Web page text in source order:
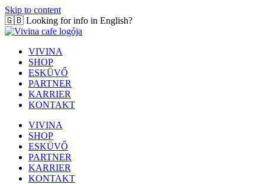
Skip to content
🇬🇧 Looking for info in English?
VIVINA
SHOP
ESKÜVŐ
PARTNER
KARRIER
KONTAKT
VIVINA
SHOP
ESKÜVŐ
PARTNER
KARRIER
KONTAKT